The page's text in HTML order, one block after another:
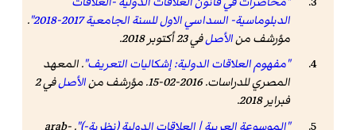
الدبلوماسية- السداسي الاول للسنة الجامعية 2017-2018"
.
مؤرشف منالأصلفي 23 أكتوبر 2018.
"مفهوم العلاقات الدولية: إشكاليات التعريف".المعهد
المصري للدراسات. 2016-02-15. مؤرشف من الأصل
في 2
فبراير 2018
.
"الموسوعة العربية | العلاقات الدولية (نظرية-)".
arab-